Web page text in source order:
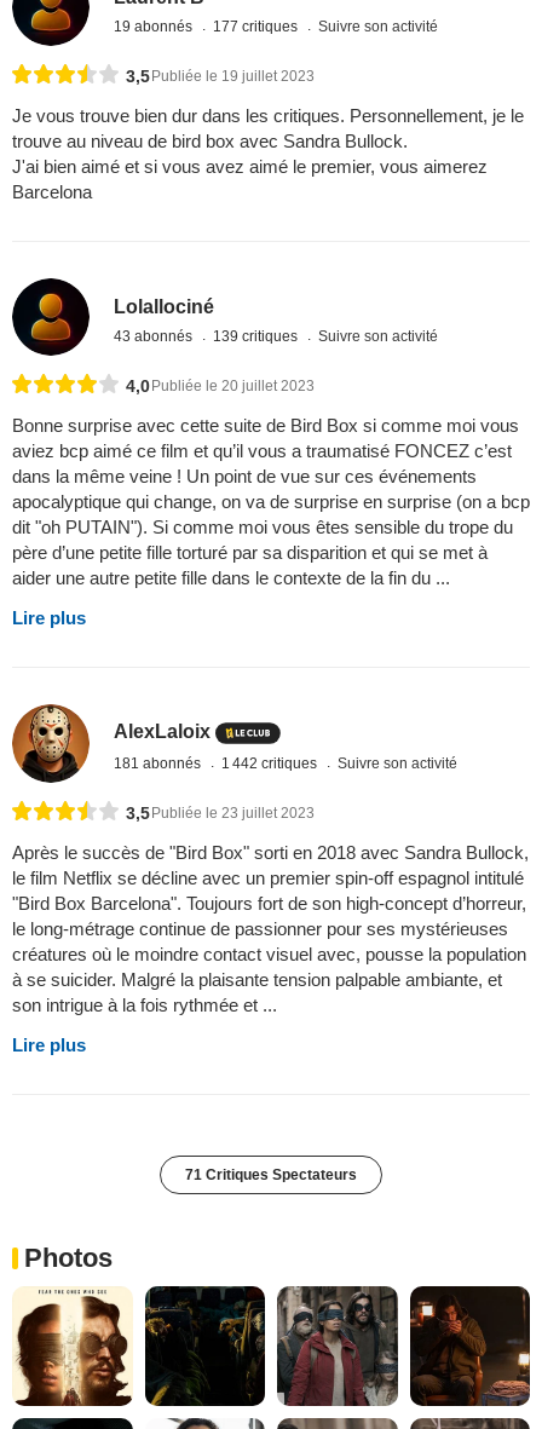
19 abonnés 177 critiques Suivre son activité
3,5 Publiée le 19 juillet 2023
Je vous trouve bien dur dans les critiques. Personnellement, je le
trouve au niveau de bird box avec Sandra Bullock.
J'ai bien aimé et si vous avez aimé le premier, vous aimerez
Barcelona
Lolallociné
43 abonnés 139 critiques Suivre son activité
4,0 Publiée le 20 juillet 2023
Bonne surprise avec cette suite de Bird Box si comme moi vous
aviez bcp aimé ce film et qu’il vous a traumatisé FONCEZ c’est
dans la même veine ! Un point de vue sur ces événements
apocalyptique qui change, on va de surprise en surprise (on a bcp
dit "oh PUTAIN"). Si comme moi vous êtes sensible du trope du
père d’une petite fille torturé par sa disparition et qui se met à
aider une autre petite fille dans le contexte de la fin du ...
Lire plus
AlexLaloix
181 abonnés 1 442 critiques Suivre son activité
3,5Publiée le 23 juillet 2023
Après le succès de "Bird Box" sorti en 2018 avec Sandra Bullock,
le film Netflix se décline avec un premier spin-off espagnol intitulé
"Bird Box Barcelona". Toujours fort de son high-concept d’horreur,
le long-métrage continue de passionner pour ses mystérieuses
créatures où le moindre contact visuel avec, pousse la population
à se suicider. Malgré la plaisante tension palpable ambiante, et
son intrigue à la fois rythmée et ...
Lire plus
71 Critiques Spectateurs
Photos